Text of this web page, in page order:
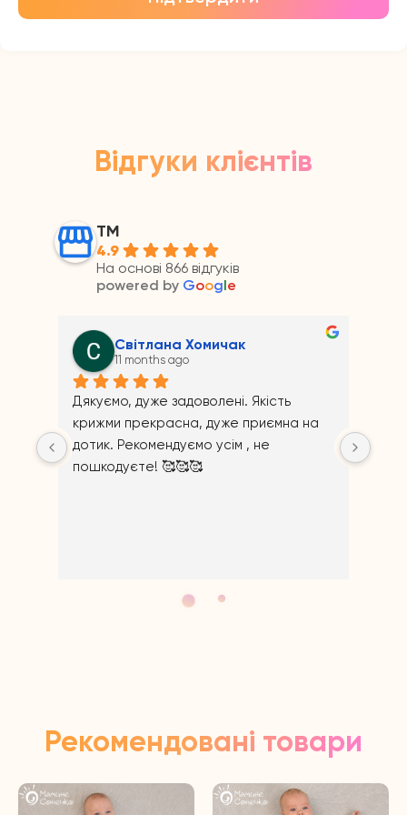
Відгуки клієнтів
ТМ
4.9
На основі 866 відгуків
powered by Google
Світлана Хомичак
11 months ago
Дякуємо, дуже задоволені. Якість
крижми прекрасна, дуже приємна на
дотик. Рекомендуємо усім , не
пошкодуєте! 🥰🥰🥰
Рекомендовані товари